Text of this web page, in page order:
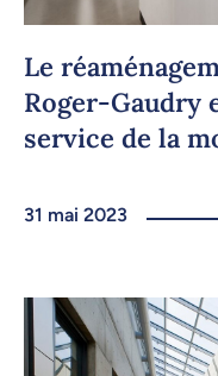
Le
Roger-Gaudry
service de la
31 mai 2023